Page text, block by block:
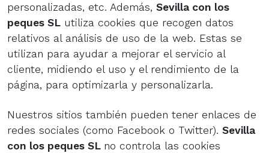
personalizadas, etc. Además, Sevilla con los
peques SL utiliza cookies que recogen datos
relativos al análisis de uso de la web. Estas se
utilizan para ayudar a mejorar el servicio al
cliente, midiendo el uso y el rendimiento de la
página, para optimizarla y personalizarla.
Nuestros sitios también pueden tener enlaces de
redes sociales (como Facebook o Twitter). Sevilla
con los peques SL no controla las cookies